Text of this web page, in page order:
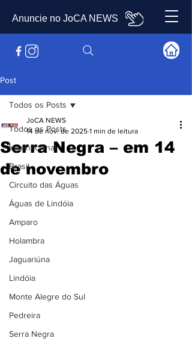
Anuncie no JoCA NEWS
Post
Todos os Posts
Internacional
Brasil
Circuito das Águas
Águas de Lindóia
Amparo
Holambra
Jaguariúna
Lindóia
Monte Alegre do Sul
Pedreira
Serra Negra
Todos os Posts
Serra Negra – em 14
de novembro
JoCA NEWS
14 de nov. de 2025 1 min de leitura